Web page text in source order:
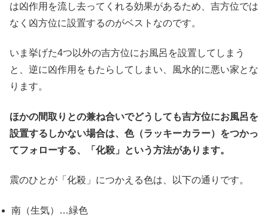
は凶作用を流し去ってくれる効果があるため、吉方位では
なく凶方位に設置するのがベストなのです。
いま挙げた4つ以外の吉方位にお風呂を設置してしまう
と、逆に凶作用をもたらしてしまい、風水的に悪い家とな
ります。
ほかの間取りとの兼ね合いでどうしても吉方位にお風呂を
設置するしかない場合は、色（ラッキーカラー）をつかっ
てフォローする、「化殺」という方法があります。
震のひとが「化殺」につかえる色は、以下の通りです。
南（生気）…緑色